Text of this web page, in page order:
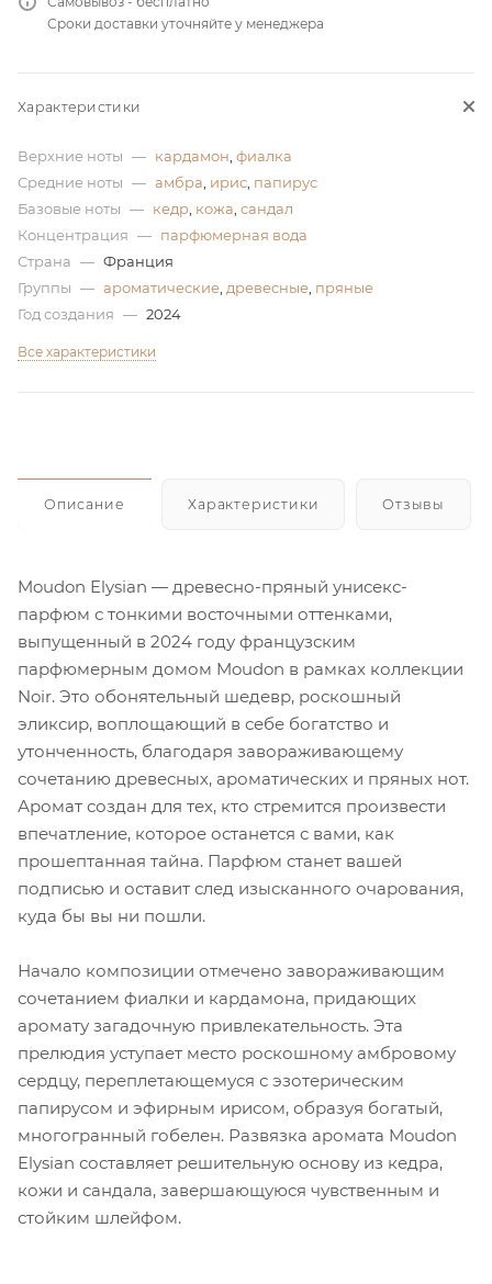
Сроки доставки уточняйте у менеджера
Характеристики
Верхние ноты — кардамон фиалка
Средние ноты — амбра ирис папирус
Базовые ноты — кедр кожа сандал
Концентрация — парфюмерная вода
Страна — Франция
Группы — ароматические древесные пряные
Год создания — 2024
Все характеристики
Описание Характеристики Отзывы
Moudon Elysian — древесно-пряный унисекс-
парфюм с тонкими восточными оттенками,
выпущенный в 2024 году французским
парфюмерным домом Moudon в рамках коллекции
Noir. Это обонятельный шедевр, роскошный
эликсир, воплощающий в себе богатство и
утонченность, благодаря завораживающему
сочетанию древесных, ароматических и пряных нот.
Аромат создан для тех, кто стремится произвести
впечатление, которое останется с вами, как
прошептанная тайна. Парфюм станет вашей
подписью и оставит след изысканного очарования,
куда бы вы ни пошли.
Начало композиции отмечено завораживающим
сочетанием фиалки и кардамона, придающих
аромату загадочную привлекательность. Эта
прелюдия уступает место роскошному амбровому
сердцу, переплетающемуся с эзотерическим
папирусом и эфирным ирисом, образуя богатый,
многогранный гобелен. Развязка аромата Moudon
Elysian составляет решительную основу из кедра,
кожи и сандала, завершающуюся чувственным и
стойким шлейфом.